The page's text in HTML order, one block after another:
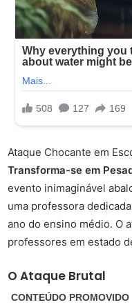
Ataque Chocante em
Transforma-se em
evento inimaginável
uma professora
ano do ensino médio. O
professores em estado
O Ataque Brutal